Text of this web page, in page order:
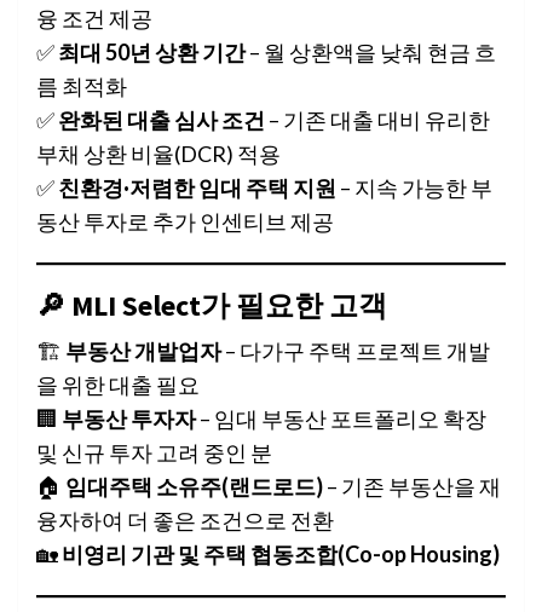
융 조건 제공
✅최대 50년 상환 기간– 월 상환액을 낮춰 현금 흐
름 최적화
✅완화된 대출 심사 조건 – 기존 대출 대비 유리한
부채 상환 비율(DCR) 적용
✅친환경·저렴한 임대 주택 지원 – 지속 가능한 부
동산 투자로 추가 인센티브 제공
🔎 MLI Select가 필요한 고객
🏗️ 부동산 개발업자– 다가구 주택 프로젝트 개발
을 위한 대출 필요
🏢 부동산 투자자– 임대 부동산 포트폴리오 확장
및 신규 투자 고려 중인 분
🏠 임대주택 소유주(랜드로드)– 기존 부동산을 재
융자하여 더 좋은 조건으로 전환
🏡비영리 기관 및 주택 협동조합(Co-op Housing)